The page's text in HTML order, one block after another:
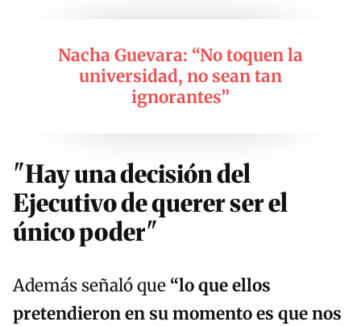
Nacha Guevara: “No toquen la
universidad, no sean tan
ignorantes”
"Hay una decisión del
Ejecutivo de querer ser el
único poder"
Además señaló que “lo que ellos
pretendieron en su momento es que nos